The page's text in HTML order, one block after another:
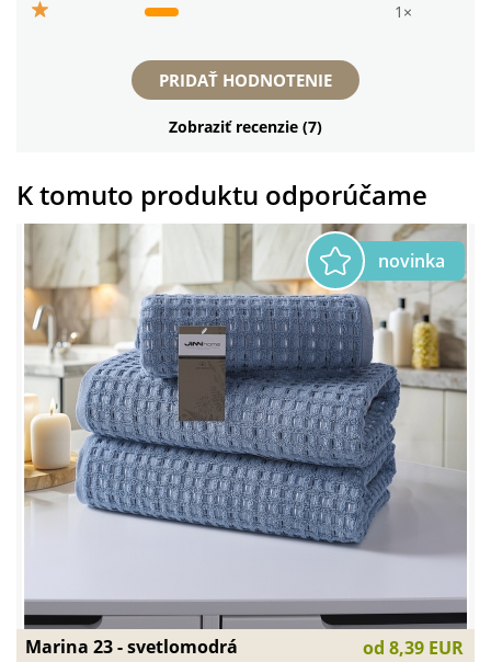
1×
PRIDAŤ HODNOTENIE
Zobraziť recenzie (7)
Marina 23 - svetlomodrá od 8,39 EUR
K tomuto produktu odporúčame